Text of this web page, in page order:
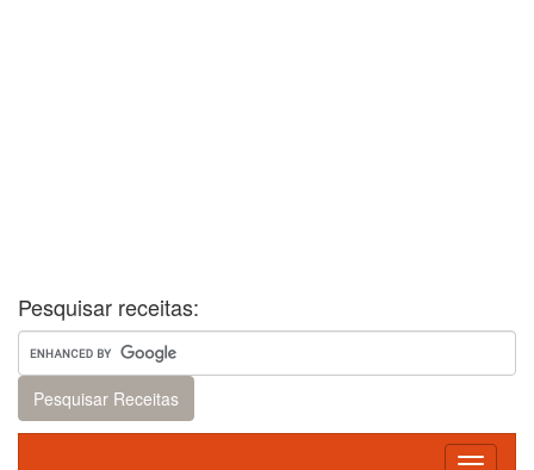
Pesquisar receitas: